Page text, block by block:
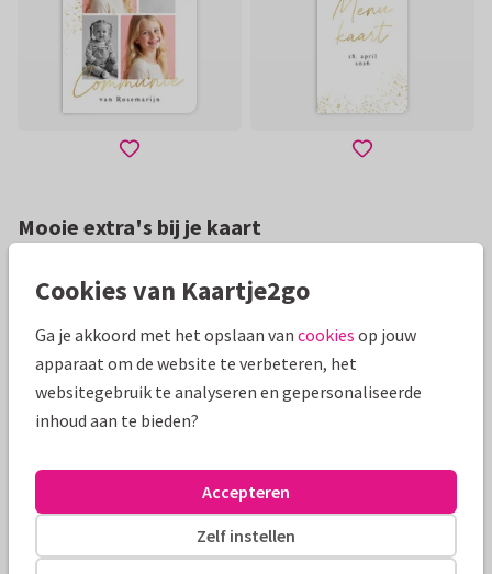
Mooie extra's bij je kaart
Productinformatie
Bedankkaartje voor een communie, met een witte
Cookies van Kaartje2go
Ga je akkoord met het opslaan van cookies op jouw
apparaat om de website te verbeteren, het
websitegebruik te analyseren en gepersonaliseerde
inhoud aan te bieden?
Zelf instellen
Accepteren